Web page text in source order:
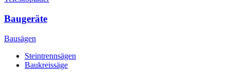
Baugeräte
Bausägen
Steintrennsägen
Baukreissäge